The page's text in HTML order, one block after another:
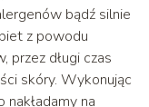
bądź silnie
z powodu
przez długi czas
skóry. Wykonując
na